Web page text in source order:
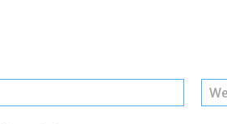
Email:*